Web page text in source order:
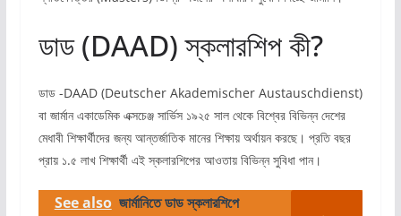
ডাড (DAAD) স্কলারশিপ কী?
ডাড -DAAD (Deutscher Akademischer Austauschdienst)
বা জার্মান একাডেমিক এক্সচেঞ্জ সার্ভিস ১৯২৫ সাল থেকে বিশ্বের বিভিন্ন দেশের
মেধাবী শিক্ষার্থীদের জন্য আন্তর্জাতিক মানের শিক্ষায় অর্থায়ন করছে। প্রতি বছর
প্রায় ১.৫ লাখ শিক্ষার্থী এই স্কলারশিপের আওতায় বিভিন্ন সুবিধা পান।
See also জার্মানিতে ডাড স্কলারশিপে